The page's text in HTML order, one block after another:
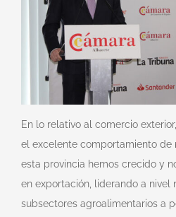
En lo relativo al comercio
el excelente comportamiento de
esta provincia hemos crecido y
en exportación, liderando a nivel
subsectores agroalimentarios a